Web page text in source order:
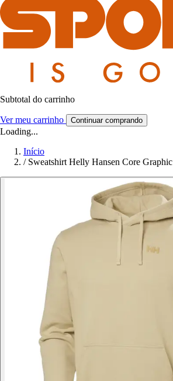
Subtotal do carrinho
Ver meu carrinho Continuar comprando
Loading...
Início
/ Sweatshirt Helly Hansen Core Graphic